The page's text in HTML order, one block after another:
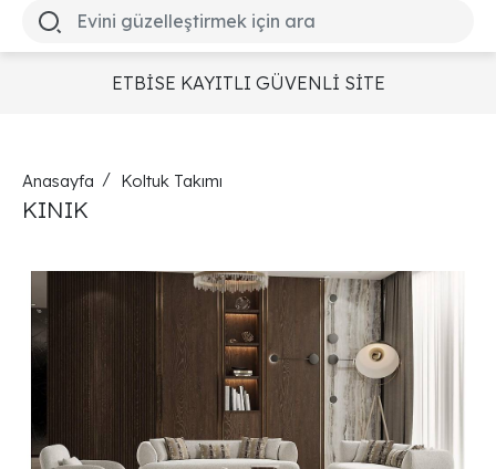
ETBİSE KAYITLI GÜVENLİ SİTE
Anasayfa Koltuk Takımı
KINIK